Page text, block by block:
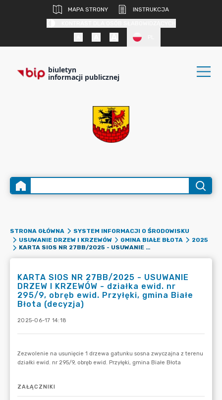
MAPA STRONY
INSTRUKCJA
biuletyn
informacji publicznej
STRONA GŁÓWNA
SYSTEM INFORMACJI O ŚRODOWISKU
USUWANIE DRZEW I KRZEWÓW
GMINA BIAŁE BŁOTA
2025
KARTA SIOS NR 27BB/2025 - USUWANIE DRZEW I KRZEWÓW - DZIAŁKA EWID. NR 295/9, OBRĘB EWID. PRZYŁĘKI, GMINA BIAŁE BŁOTA (DECYZJA)
KARTA SIOS NR 27BB/2025 - USUWANIE
DRZEW I KRZEWÓW - działka ewid. nr
295/9, obręb ewid. Przyłęki, gmina Białe
Błota (decyzja)
2025-06-17 14:18
ZAŁĄCZNIKI